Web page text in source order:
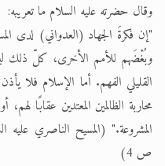
وقال حضرته عليه السلام ما تعريبه:
"إن فكرةَ الجهاد (العدواني) لدى
وبُغْضَهم للأمم الأخرى، كلّ ذلك
القليلي الفهم. أما الإسلام فلا
محاربة الظالمين المعتدين عقابًا
ص 4)